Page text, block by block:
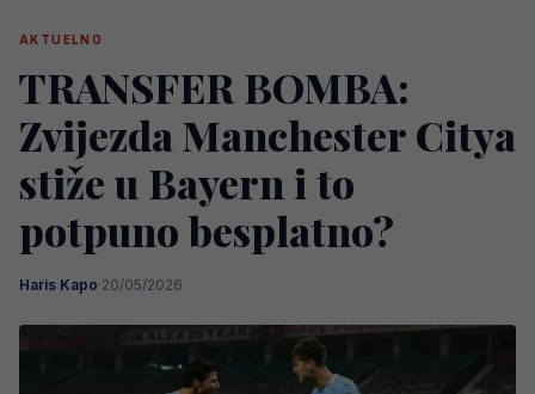
AKTUELNO
TRANSFER BOMBA:
Zvijezda Manchester Citya
stiže u Bayern i to
potpuno besplatno?
Haris Kapo·20/05/2026